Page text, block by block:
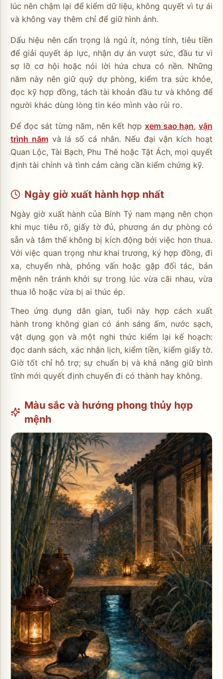
lúc nên chậm lại để kiểm dữ liệu, không quyết vì tự ái
và không vay thêm chỉ để giữ hình ảnh.
Dấu hiệu nên cẩn trọng là ngủ ít, nóng tính, tiêu tiền
để giải quyết áp lực, nhận dự án vượt sức, đầu tư vì
sợ lỡ cơ hội hoặc nói lời hứa chưa có nền. Những
năm này nên giữ quỹ dự phòng, kiểm tra sức khỏe,
đọc kỹ hợp đồng, tách tài khoản đầu tư và không để
người khác dùng lòng tin kéo mình vào rủi ro.
Để đọc sát từng năm, nên kết hợp xem sao hạn,vận
trình nămvà lá số cá nhân. Nếu đại vận kích hoạt
Quan Lộc, Tài Bạch, Phu Thê hoặc Tật Ách, mọi quyết
định tài chính và tình cảm càng cần kiểm chứng kỹ.
Ngày giờ xuất hành hợp nhất
Ngày giờ xuất hành của Bính Tý nam mạng nên chọn
khi mục tiêu rõ, giấy tờ đủ, phương án dự phòng có
sẵn và tâm thế không bị kích động bởi việc hơn thua.
Với việc quan trọng như khai trương, ký hợp đồng, đi
xa, chuyển nhà, phỏng vấn hoặc gặp đối tác, bản
mệnh nên tránh khởi sự trong lúc vừa cãi nhau, vừa
thua lỗ hoặc vừa bị ai thúc ép.
Theo ứng dụng dân gian, tuổi này hợp cách xuất
hành trong không gian có ánh sáng ấm, nước sạch,
vật dụng gọn và một nghi thức kiểm lại kế hoạch:
đọc danh sách, xác nhận lịch, kiểm tiền, kiểm giấy tờ.
Giờ tốt chỉ hỗ trợ; sự chuẩn bị và khả năng giữ bình
tĩnh mới quyết định chuyến đi có thành hay không.
Màu sắc và hướng phong thủy hợp
mệnh